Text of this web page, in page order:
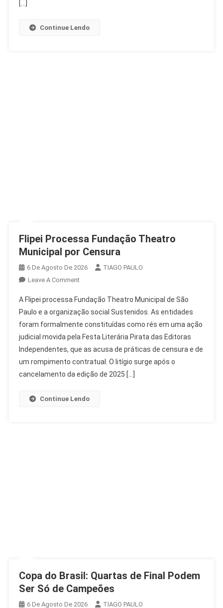
[…]
Continue Lendo
Flipei Processa Fundação Theatro
Municipal por Censura
6 De Agosto De 2026
TIAGO PAULO
Leave A CommentOn
Processa
Fundação
Theatro
Municipal
Por
Censura
A Flipei processa Fundação Theatro Municipal de São
Paulo e a organização social Sustenidos. As entidades
foram formalmente constituídas como rés em uma ação
judicial movida pela Festa Literária Pirata das Editoras
Independentes, que as acusa de práticas de censura e de
um rompimento contratual. O litígio surge após o
cancelamento da edição de 2025 […]
Continue Lendo
Copa do Brasil: Quartas de Final Podem
Ser Só de Campeões
6 De Agosto De 2026
TIAGO PAULO